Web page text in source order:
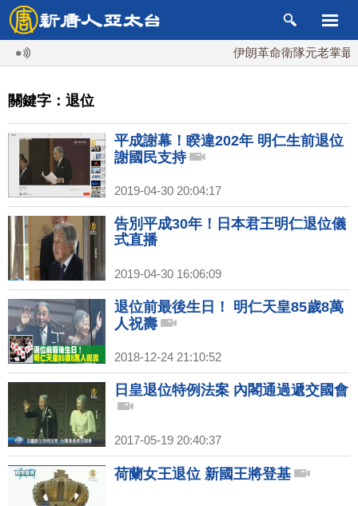
伊朗革命衛隊元老掌最
關鍵字：退位
平成謝幕！睽違202年 明仁生前退位
謝國民支持
2019-04-30 20:04:17
告別平成30年！日本君王明仁退位儀
式直播
2019-04-30 16:06:09
退位前最後生日！ 明仁天皇85歲8萬
人祝壽
2018-12-24 21:10:52
日皇退位特例法案 內閣通過遞交國會
2017-05-19 20:40:37
荷蘭女王退位 新國王將登基